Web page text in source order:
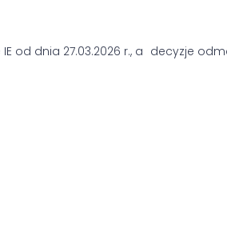
od dnia 27.03.2026 r., a decyzje